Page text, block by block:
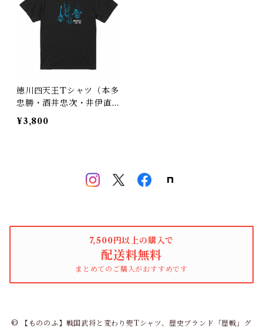
徳川四天王Tシャツ（本多
忠勝・酒井忠次・井伊直
政・榊原康政）（戦国時
代 日本）
¥3,800
7,500円以上の購入で
配送料無料
まとめてのご購入がおすすめです
© 【もののふ】戦国武将と変わり兜Tシャツ、歴史ブランド「歴戦」グ